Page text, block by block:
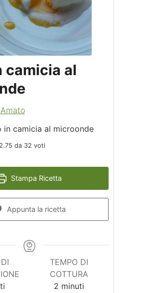
camicia al
in camicia al microonde
2.75 da 32 voti
Stampa Ricetta
Appunta la ricetta
TEMPO DI
COTTURA
2 minuti
minuti